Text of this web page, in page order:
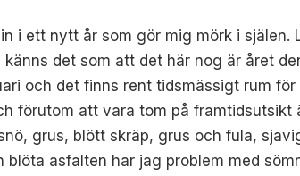
i ett nytt år som gör mig mörk i
det som att det här nog är året
och det finns rent tidsmässigt rum
förutom att vara tom på
grus, blött skräp, grus och fula,
blöta asfalten har jag problem med